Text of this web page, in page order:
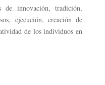
de innovación, tradición,
ejecución, creación de
de los individuos en